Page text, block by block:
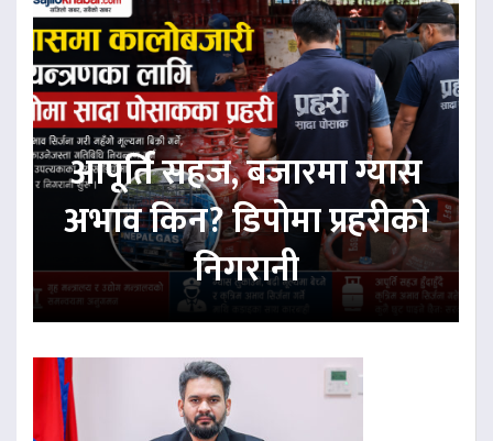
आपूर्ति सहज, बजारमा ग्यास
अभाव किन? डिपोमा प्रहरीको
निगरानी